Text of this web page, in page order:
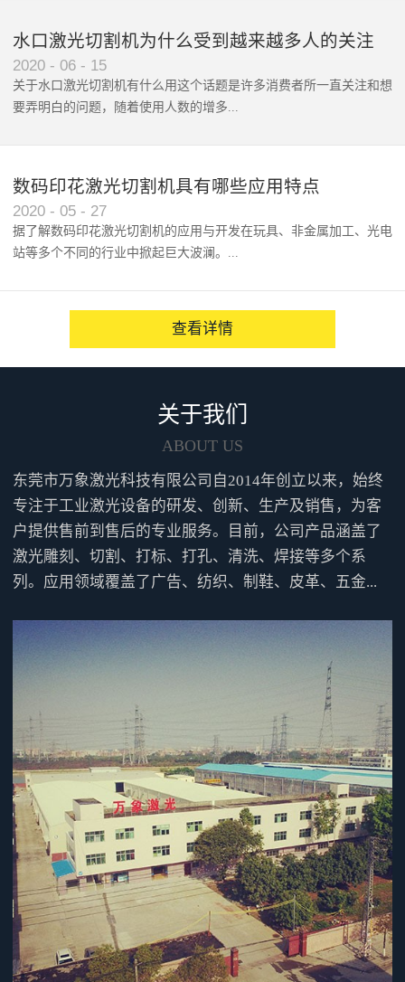
水口激光切割机为什么受到越来越多人的关注
2020 - 06 - 15
关于水口激光切割机有什么用这个话题是许多消费者所一直关注和想
要弄明白的问题，随着使用人数的增多...
数码印花激光切割机具有哪些应用特点
2020 - 05 - 27
据了解数码印花激光切割机的应用与开发在玩具、非金属加工、光电
站等多个不同的行业中掀起巨大波澜。...
越来越多的人咨询并点赞性价...
查看详情
关于我们
ABOUT US
东莞市万象激光科技有限公司自2014年创立以来，始终
专注于工业激光设备的研发、创新、生产及销售，为客
户提供售前到售后的专业服务。目前，公司产品涵盖了
激光雕刻、切割、打标、打孔、清洗、焊接等多个系
列。应用领域覆盖了广告、纺织、制鞋、皮革、五金...